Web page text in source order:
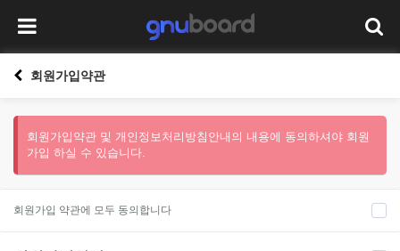
회원가입약관
회원가입약관 및 개인정보처리방침안내의 내용에 동의하셔야 회원
가입 하실 수 있습니다.
회원가입 약관에 모두 동의합니다